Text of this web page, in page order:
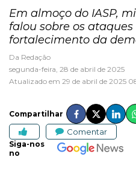
Em almoço do IASP,
falou sobre os
fortalecimento da
Da Redação
segunda-feira, 28 de abril de 2025
Atualizado em 29 de abril de 2025
Compartilhar
Comentar
Siga-nos
no